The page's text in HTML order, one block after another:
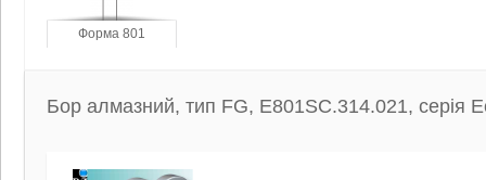
Форма 801
Бор алмазний, тип FG, E801SC.314.021, серія